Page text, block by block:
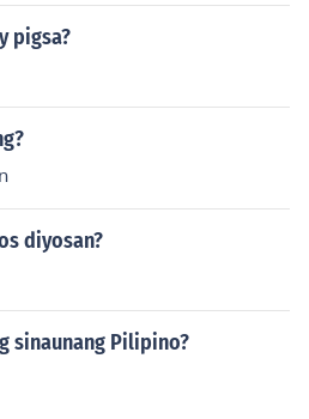
pagkakakilanlan ng may-akd
at malikhain sa pagsasal
na salin.
pigsa?
diyosan?
sinaunang Pilipino?